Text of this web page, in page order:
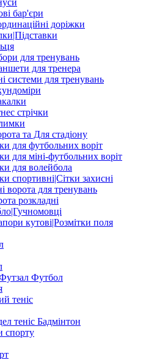
бар'єри
доріжки
для тренувань
для тренера
системи для тренувань
стрічки
та Для стадіону
для футбольних воріт
для міні-футбольних воріт
для волейбола
спортивні|Cітки захисні
ворота для тренувань
розкладні
кутові|Розмітки поля
Футбол
теніс
теніс Бадмінтон
спорту